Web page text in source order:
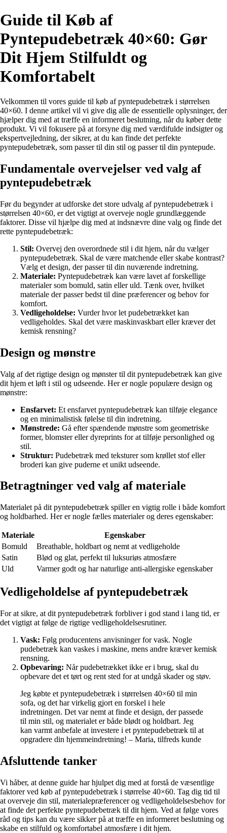
Guide til Køb af
Pyntepudebetræk 40×60: Gør
Dit Hjem Stilfuldt og
Komfortabelt
Velkommen til vores guide til køb af pyntepudebetræk i størrelsen
40×60. I denne artikel vil vi give dig alle de essentielle oplysninger, der
hjælper dig med at træffe en informeret beslutning, når du køber dette
produkt. Vi vil fokusere på at forsyne dig med værdifulde indsigter og
ekspertvejledning, der sikrer, at du kan finde det perfekte
pyntepudebetræk, som passer til din stil og passer til din pyntepude.
Fundamentale overvejelser ved valg af
pyntepudebetræk
Før du begynder at udforske det store udvalg af pyntepudebetræk i
størrelsen 40×60, er det vigtigt at overveje nogle grundlæggende
faktorer. Disse vil hjælpe dig med at indsnævre dine valg og finde det
rette pyntepudebetræk:
Stil: Overvej den overordnede stil i dit hjem, når du vælger
pyntepudebetræk. Skal de være matchende eller skabe kontrast?
Vælg et design, der passer til din nuværende indretning.
Materiale: Pyntepudebetræk kan være lavet af forskellige
materialer som bomuld, satin eller uld. Tænk over, hvilket
materiale der passer bedst til dine præferencer og behov for
komfort.
Vedligeholdelse: Vurder hvor let pudebetrækket kan
vedligeholdes. Skal det være maskinvaskbart eller kræver det
kemisk rensning?
Design og mønstre
Valg af det rigtige design og mønster til dit pyntepudebetræk kan give
dit hjem et løft i stil og udseende. Her er nogle populære design og
mønstre:
Ensfarvet: Et ensfarvet pyntepudebetræk kan tilføje elegance
og en minimalistisk følelse til din indretning.
Mønstrede: Gå efter spændende mønstre som geometriske
former, blomster eller dyreprints for at tilføje personlighed og
stil.
Struktur: Pudebetræk med teksturer som krøllet stof eller
broderi kan give puderne et unikt udseende.
Betragtninger ved valg af materiale
Materialet på dit pyntepudebetræk spiller en vigtig rolle i både komfort
og holdbarhed. Her er nogle fælles materialer og deres egenskaber:
Materiale
Egenskaber
Bomuld
Breathable, holdbart og nemt at vedligeholde
Satin
Blød og glat, perfekt til luksuriøs atmosfære
Uld
Varmer godt og har naturlige anti-allergiske egenskaber
Vedligeholdelse af pyntepudebetræk
For at sikre, at dit pyntepudebetræk forbliver i god stand i lang tid, er
det vigtigt at følge de rigtige vedligeholdelsesrutiner.
Vask: Følg producentens anvisninger for vask. Nogle
pudebetræk kan vaskes i maskine, mens andre kræver kemisk
rensning.
Opbevaring: Når pudebetrækket ikke er i brug, skal du
opbevare det et tørt og rent sted for at undgå skader og støv.
Jeg købte et pyntepudebetræk i størrelsen 40×60 til min
sofa, og det har virkelig gjort en forskel i hele
indretningen. Det var nemt at finde et design, der passede
til min stil, og materialet er både blødt og holdbart. Jeg
kan varmt anbefale at investere i et pyntepudebetræk til at
opgradere din hjemmeindretning! – Maria, tilfreds kunde
Afsluttende tanker
Vi håber, at denne guide har hjulpet dig med at forstå de væsentlige
faktorer ved køb af pyntepudebetræk i størrelse 40×60. Tag dig tid til
at overveje din stil, materialepræferencer og vedligeholdelsesbehov for
at finde det perfekte pyntepudebetræk til dit hjem. Ved at følge vores
råd og tips kan du være sikker på at træffe en informeret beslutning og
skabe en stilfuld og komfortabel atmosfære i dit hjem.